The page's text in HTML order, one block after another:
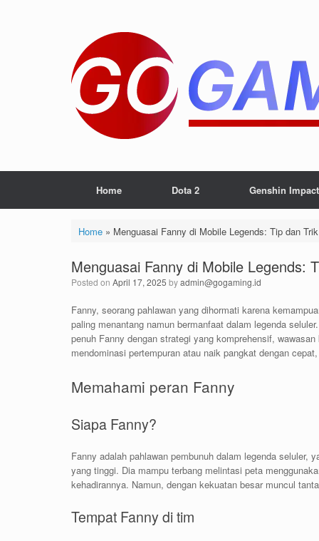
Home Dota 2 Genshin Impact
Home» Menguasai Fanny di Mobile Legends: Tip dan
Menguasai Fanny di Mobile Legends:
Posted on April 17, 2025 byadmin@gogaming.id
Fanny, seorang pahlawan yang dihormati karena
paling menantang namun bermanfaat dalam legenda
penuh Fanny dengan strategi yang komprehensif,
mendominasi pertempuran atau naik pangkat dengan
Memahami peran Fanny
Siapa Fanny?
Fanny adalah pahlawan pembunuh dalam legenda
yang tinggi. Dia mampu terbang melintasi peta
kehadirannya. Namun, dengan kekuatan besar muncul
Tempat Fanny di tim